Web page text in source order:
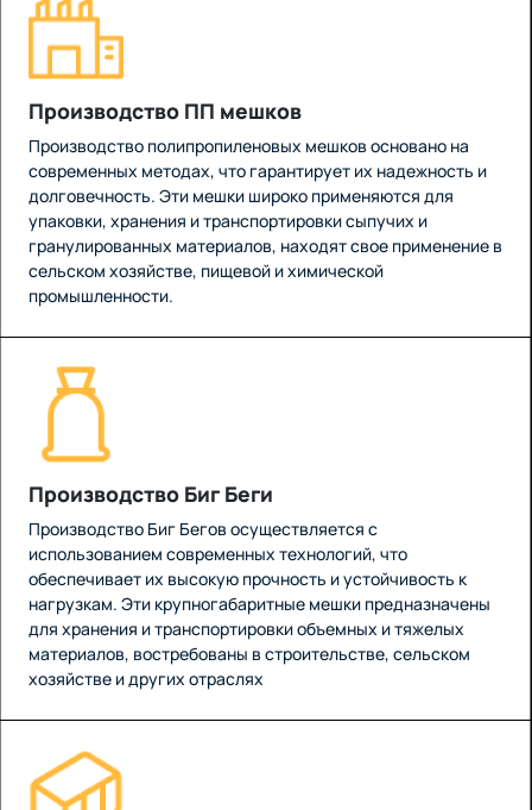
Производство ПП мешков
Производство полипропиленовых мешков основано на
современных методах, что гарантирует их надежность и
долговечность. Эти мешки широко применяются для
упаковки, хранения и транспортировки сыпучих и
гранулированных материалов, находят свое применение в
сельском хозяйстве, пищевой и химической
промышленности.
Производство Биг Беги
Производство Биг Бегов осуществляется с
использованием современных технологий, что
обеспечивает их высокую прочность и устойчивость к
нагрузкам. Эти крупногабаритные мешки предназначены
для хранения и транспортировки объемных и тяжелых
материалов, востребованы в строительстве, сельском
хозяйстве и других отраслях